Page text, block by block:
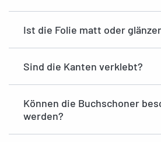
Ist die Folie matt oder
Sind die Kanten verklebt?
Können die Buchschoner
werden?